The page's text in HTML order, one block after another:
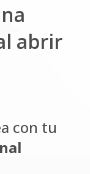
abrir
con tu